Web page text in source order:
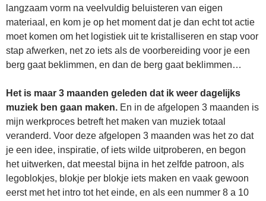
langzaam vorm na veelvuldig beluisteren van eigen
materiaal, en kom je op het moment dat je dan echt tot actie
moet komen om het logistiek uit te kristalliseren en stap voor
stap afwerken, net zo iets als de voorbereiding voor je een
berg gaat beklimmen, en dan de berg gaat beklimmen…
Het is maar 3 maanden geleden dat ik weer dagelijks
muziek ben gaan maken. En in de afgelopen 3 maanden is
mijn werkproces betreft het maken van muziek totaal
veranderd. Voor deze afgelopen 3 maanden was het zo dat
je een idee, inspiratie, of iets wilde uitproberen, en begon
het uitwerken, dat meestal bijna in het zelfde patroon, als
legoblokjes, blokje per blokje iets maken en vaak gewoon
eerst met het intro tot het einde, en als een nummer 8 a 10